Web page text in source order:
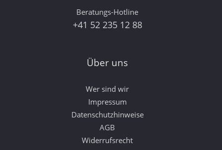
Beratungs-Hotline
+41 52 235 12 88
Über uns
Wer sind wir
Impressum
Datenschutzhinweise
AGB
Widerrufsrecht